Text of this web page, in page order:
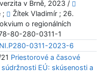
v Brně, 2023 /
;
Žítek Vladimír ; 26.
o regionálních
80-280-0311-1
0311-2023-6
Priestorové a časové
EÚ: skúsenosti a